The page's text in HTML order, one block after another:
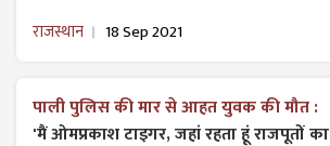
राजस्थान 18 Sep 2021
पाली पुलिस की मार से आहत युवक की मौत :
'मैं ओमप्रकाश टाइगर, जहां रहता हूं राजपूतों का